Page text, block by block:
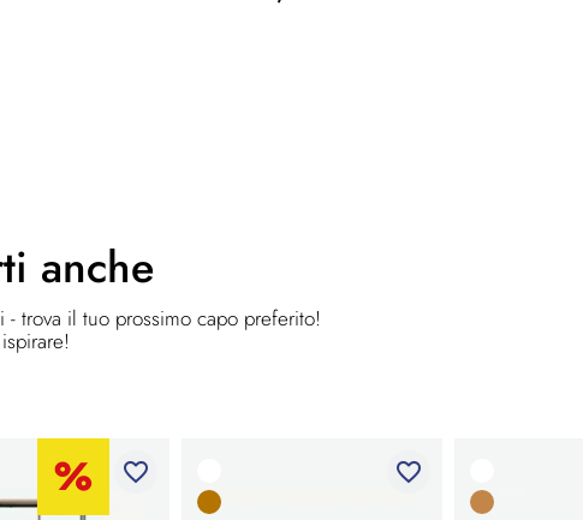
anche
trova il tuo prossimo capo preferito!
favorite_border favorite_border